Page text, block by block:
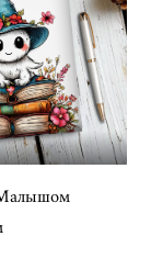
Малышом